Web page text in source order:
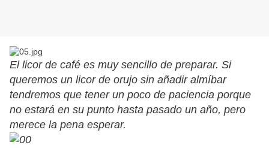
El licor de café es muy sencillo de preparar. Si
queremos un licor de orujo sin añadir almíbar
tendremos que tener un poco de paciencia porque
no estará en su punto hasta pasado un año, pero
merece la pena esperar.